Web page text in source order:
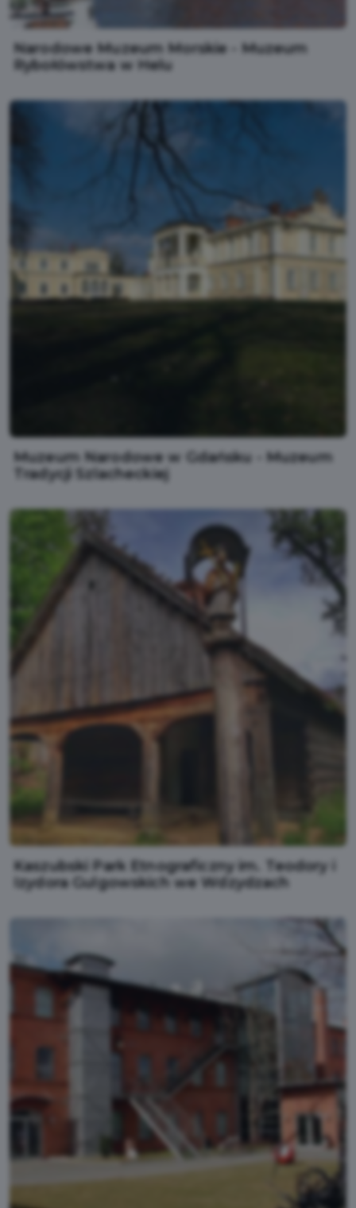
Narodowe Muzeum Morskie - Muzeum
Rybołówstwa w Helu
Muzeum Narodowe w Gdańsku - Muzeum
Tradycji Szlacheckiej
Kaszubski Park Etnograficzny im. Teodory i
Izydora Gulgowskich we Wdzydzach